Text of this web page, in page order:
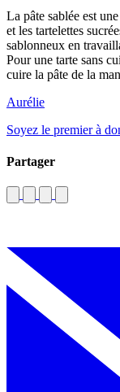
La pâte sablée est
et les tartelettes
sablonneux en
Pour une tarte sans
cuire la pâte de la
Aurélie
Soyez le premier à
Partager